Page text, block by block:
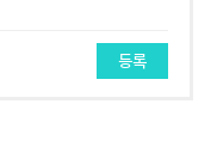
등록